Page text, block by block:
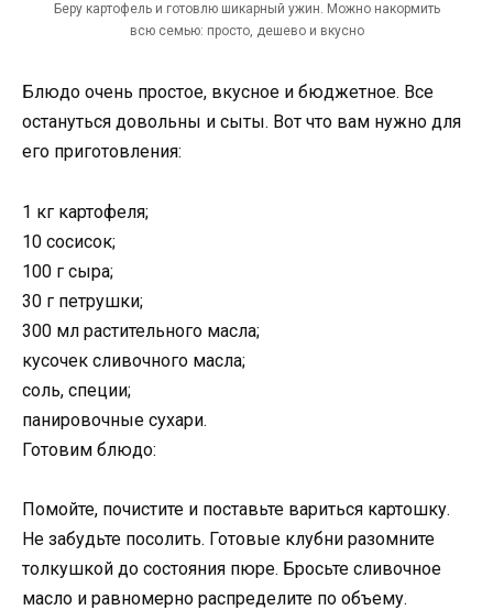
Беру картофель и готовлю шикарный ужин. Можно накормить
всю семью: просто, дешево и вкусно
Блюдо очень простое, вкусное и бюджетное. Все
остануться довольны и сыты. Вот что вам нужно для
его приготовления:
1 кг картофеля;
10 сосисок;
100 г сыра;
30 г петрушки;
300 мл растительного масла;
кусочек сливочного масла;
соль, специи;
панировочные сухари.
Готовим блюдо:
Помойте, почистите и поставьте вариться картошку.
Не забудьте посолить. Готовые клубни разомните
толкушкой до состояния пюре. Бросьте сливочное
масло и равномерно распределите по объему.